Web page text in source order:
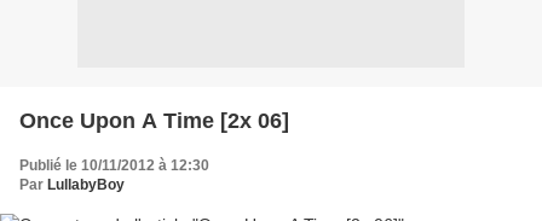
Once Upon A Time [2x 06]
Publié le 10/11/2012 à 12:30
Par LullabyBoy